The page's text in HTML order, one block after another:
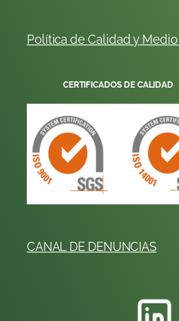
Política de Calidad y Medio
CERTIFICADOS DE CALIDAD
CANAL DE DENUNCIAS